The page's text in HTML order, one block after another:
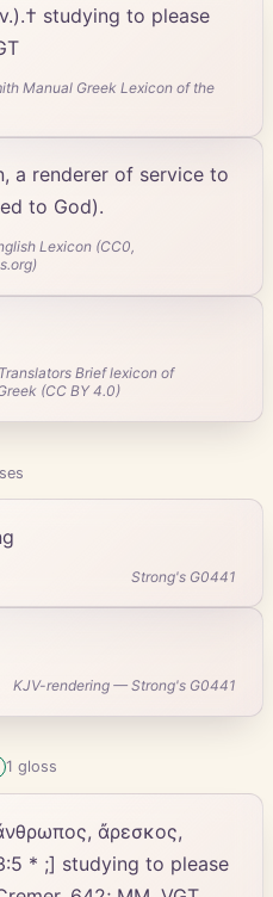
studying to please
Manual Greek Lexicon of the
a renderer of service to
to God).
Lexicon (CC0,
Brief lexicon of
(CC BY 4.0)
es
Strong's G0441
KJV-rendering — Strong's G0441
1 gloss
ἄρεσκος,
* ;] studying to please